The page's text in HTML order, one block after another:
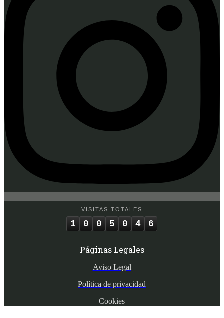
VISITAS TOTALES
1 0 0 5 0 4 6
Páginas Legales
Aviso Legal
Política de privacidad
Cookies